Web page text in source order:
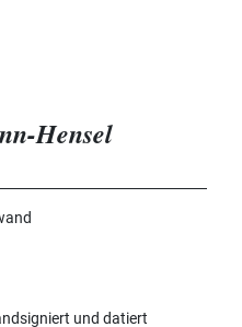
Hensel
und datiert